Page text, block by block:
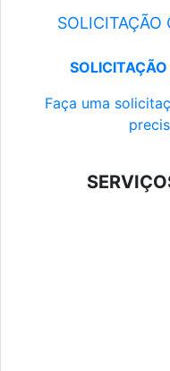
SOLICITAÇÃO
Faça uma